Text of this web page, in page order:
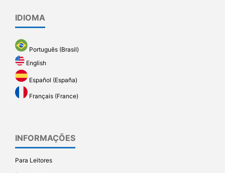
IDIOMA
Português (Brasil)
English
Español (España)
Français (France)
INFORMAÇÕES
Para Leitores